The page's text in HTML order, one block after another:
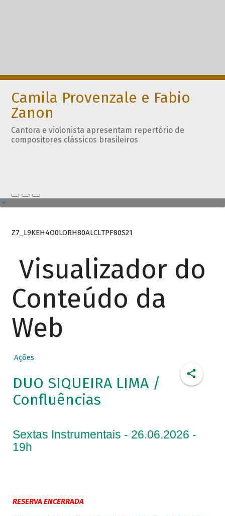
Camila Provenzale e Fabio
Zanon
Cantora e violonista apresentam repertório de
compositores clássicos brasileiros
Z7_L9KEH4O0LORH80ALCLTPF80S21
Visualizador do
Conteúdo da
Web
Ações
DUO SIQUEIRA LIMA /
Confluências
Sextas Instrumentais - 26.06.2026 -
19h
RESERVA ENCERRADA